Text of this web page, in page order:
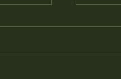
し
お待